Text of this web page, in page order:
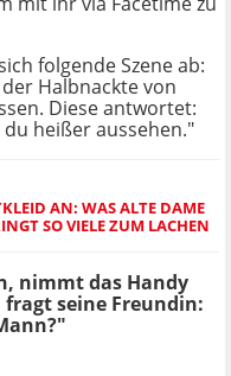
folgende Szene ab:
Halbnackte von
Diese antwortet:
heißer aussehen."
AN: WAS ALTE DAME
SO VIELE ZUM LACHEN
nimmt das Handy
seine Freundin: